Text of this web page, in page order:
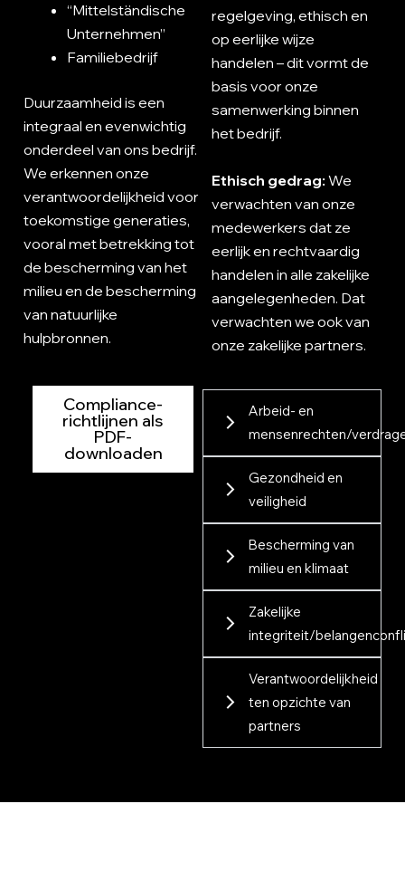
“Mittelständische
Unternehmen”
Familiebedrijf
Duurzaamheid is een
integraal en evenwichtig
onderdeel van ons bedrijf.
We erkennen onze
verantwoordelijkheid voor
toekomstige generaties,
vooral met betrekking tot
de bescherming van het
milieu en de bescherming
van natuurlijke
hulpbronnen.
Compliance-
richtlijnen als
PDF-
downloaden
regelgeving, ethisch en
op eerlijke wijze
handelen – dit vormt de
basis voor onze
samenwerking binnen
het bedrijf.
Ethisch gedrag: We
verwachten van onze
medewerkers dat ze
eerlijk en rechtvaardig
handelen in alle zakelijke
aangelegenheden. Dat
verwachten we ook van
onze zakelijke partners.
Arbeid- en
mensenrechten/
Gezondheid en
veiligheid
Bescherming van
milieu en klimaat
Zakelijke
integriteit/
Verantwoordelijkheid
ten opzichte van
partners